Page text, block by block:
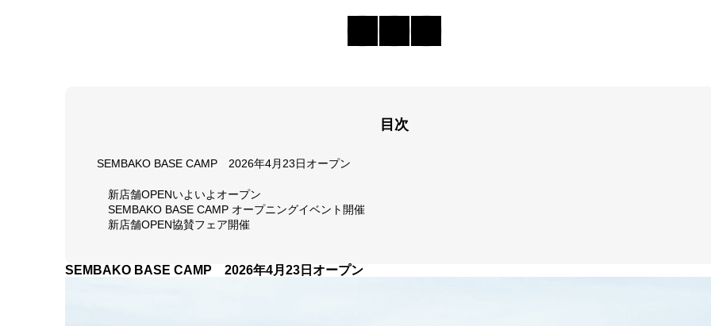
目次
SEMBAKO BASE CAMP 2026年4月23日オープン
新店舗OPENいよいよオープン
SEMBAKO BASE CAMP オープニングイベント開催
新店舗OPEN協賛フェア開催
SEMBAKO BASE CAMP 2026年4月23日オープン